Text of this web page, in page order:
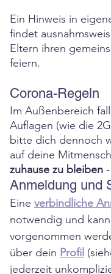
Ein Hinweis in
findet
Eltern ihren
feiern.
Corona-Regeln
Im Außenbereich
Auflagen (wie die
bitte dich dennoch
auf deine
zuhause zu bleiben
Anmeldung und
Eine verbindliche
notwendig und
vorgenommen
über dein Profil
jederzeit